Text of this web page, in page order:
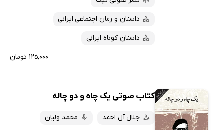
داستان و رمان اجتماعی ایرانی
داستان کوتاه ایرانی
۱۲۵,۰۰۰ تومان
کتاب صوتی یک چاه و دو چاله
جلال آل احمد
محمد ولیان